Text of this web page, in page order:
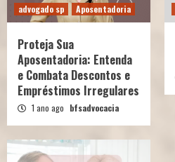
advogado sp Aposentadoria
Proteja Sua
Aposentadoria: Entenda
e Combata Descontos e
Empréstimos Irregulares
1 ano ago bfsadvocacia